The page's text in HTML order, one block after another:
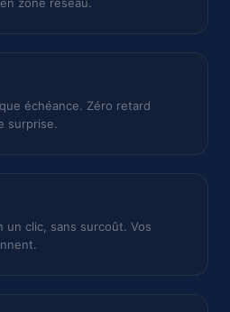
échéance. Zéro retard
surprise.
un clic, sans surcoût. Vos